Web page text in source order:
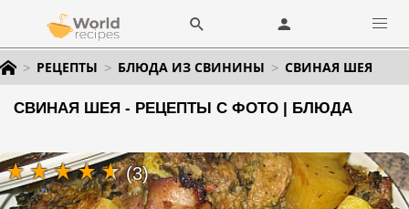
РЕЦЕПТЫ БЛЮДА ИЗ СВИНИНЫ СВИНАЯ ШЕЯ
СВИНАЯ ШЕЯ - РЕЦЕПТЫ С ФОТО | БЛЮДА
(3)